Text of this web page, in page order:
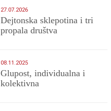
27.07.2026
Dejtonska sklepotina i tri
propala društva
08.11.2025
Glupost, individualna i
kolektivna